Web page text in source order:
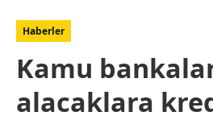
Haberler
Kamu
alacaklara